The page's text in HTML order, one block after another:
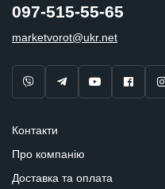
097-515-55-65
marketvorot@ukr.net
Контакти
Про компанію
Доставка та оплата